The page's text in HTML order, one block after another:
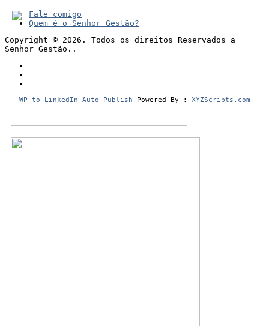
Fale comigo
Quem é o Senhor Gestão?
Copyright © 2026. Todos os direitos Reservados a
Senhor Gestão..
WP to LinkedIn Auto Publish Powered By : XYZScripts.com